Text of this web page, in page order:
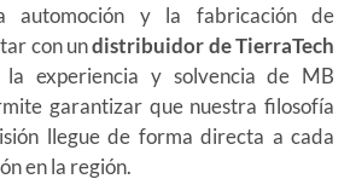
automoción y la fabricación de
con undistribuidor de TierraTech
la experiencia y solvencia de MB
garantizar que nuestra filosofía
llegue de forma directa a cada
en la región.